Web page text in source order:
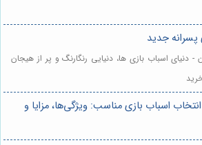
پسرانه جدید
- دنیای اسباب بازی ها، دنیایی رنگارنگ و پر از هیجان
اسباب بازی مناسب: ویژگی‌ها، مزایا و